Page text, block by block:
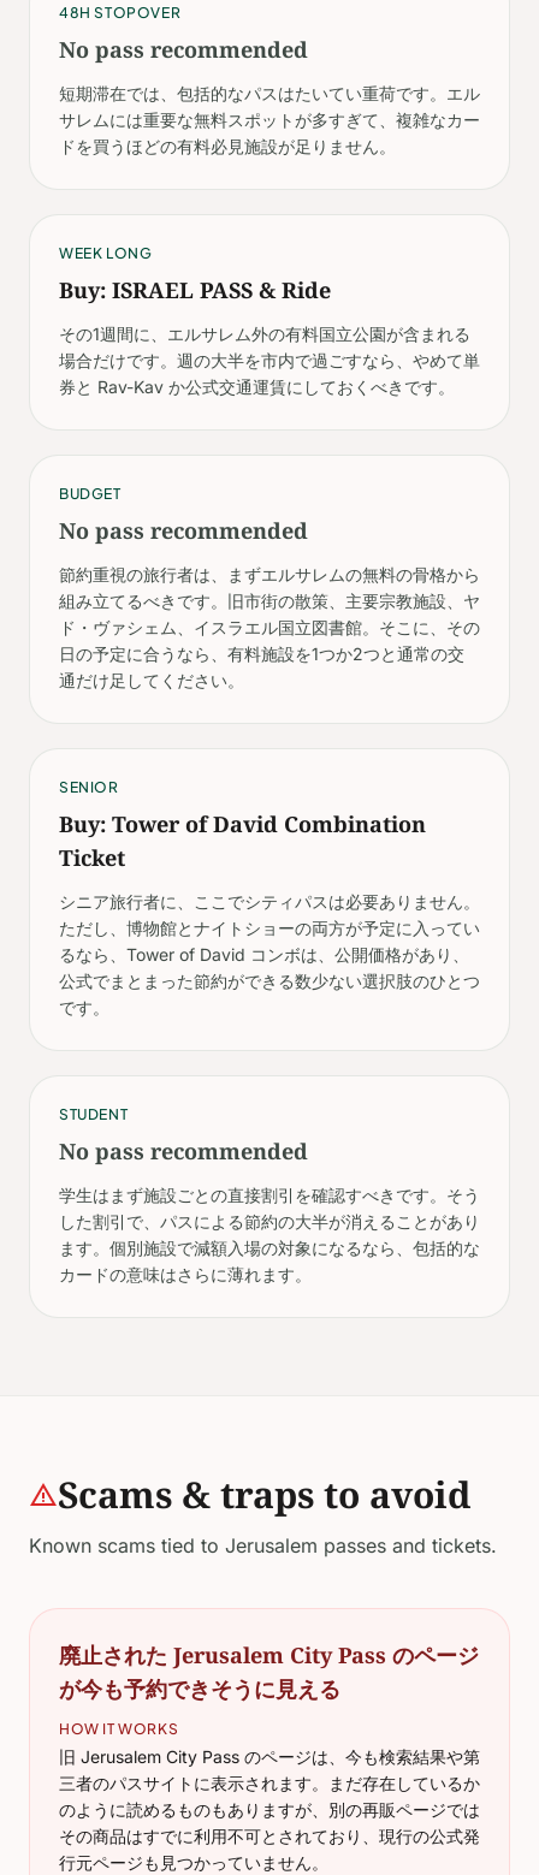
48H STOPOVER
No pass recommended
短期滞在では、包括的なパスはたいてい重荷です。エル
サレムには重要な無料スポットが多すぎて、複雑なカー
ドを買うほどの有料必見施設が足りません。
WEEK LONG
Buy: ISRAEL PASS & Ride
その1週間に、エルサレム外の有料国立公園が含まれる
場合だけです。週の大半を市内で過ごすなら、やめて単
券と Rav-Kav か公式交通運賃にしておくべきです。
BUDGET
No pass recommended
節約重視の旅行者は、まずエルサレムの無料の骨格から
組み立てるべきです。旧市街の散策、主要宗教施設、ヤ
ド・ヴァシェム、イスラエル国立図書館。そこに、その
日の予定に合うなら、有料施設を1つか2つと通常の交
通だけ足してください。
SENIOR
Buy: Tower of David Combination
Ticket
シニア旅行者に、ここでシティパスは必要ありません。
ただし、博物館とナイトショーの両方が予定に入ってい
るなら、Tower of David コンボは、公開価格があり、
公式でまとまった節約ができる数少ない選択肢のひとつ
です。
STUDENT
No pass recommended
学生はまず施設ごとの直接割引を確認すべきです。そう
した割引で、パスによる節約の大半が消えることがあり
ます。個別施設で減額入場の対象になるなら、包括的な
カードの意味はさらに薄れます。
warningScams & traps to avoid
Known scams tied to Jerusalem passes and tickets.
廃止された Jerusalem City Pass のページ
が今も予約できそうに見える
HOW IT WORKS
旧 Jerusalem City Pass のページは、今も検索結果や第
三者のパスサイトに表示されます。まだ存在しているか
のように読めるものもありますが、別の再販ページでは
その商品はすでに利用不可とされており、現行の公式発
行元ページも見つかっていません。